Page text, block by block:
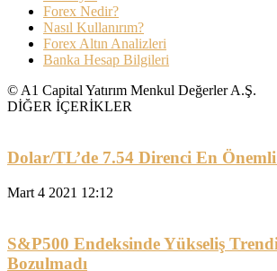
Forex Nedir?
Nasıl Kullanırım?
Forex Altın Analizleri
Banka Hesap Bilgileri
© A1 Capital Yatırım Menkul Değerler A.Ş.
DİĞER İÇERİKLER
Dolar/TL’de 7.54 Direnci En
Mart 4 2021 12:12
S&P500 Endeksinde Yükseliş
Bozulmadı